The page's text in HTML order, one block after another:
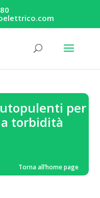
per
torbidità
Torna all’home page